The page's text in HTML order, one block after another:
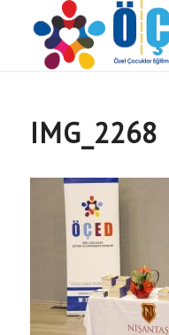
IMG_2268